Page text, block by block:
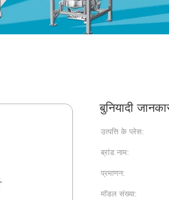
बुनियादी
उत्पत्ति के प्लेस:
ब्रांड नाम:
प्रमाणन:
मॉडल संख्या: